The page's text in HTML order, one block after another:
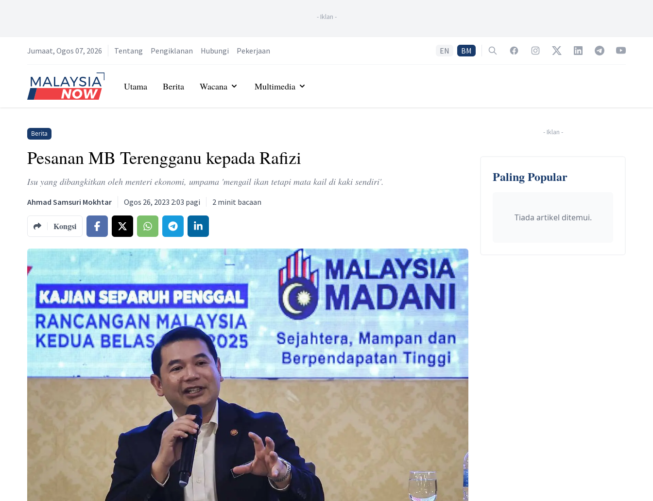
- Iklan -
Jumaat, Ogos 07, 2026 Tentang Pengiklanan Hubungi Pekerjaan EN BM SearchFacebookInstagramTwitterLinkedInTelegramYouTube
Home
Utama Berita Wacana Multimedia
Berita
Pesanan MB Terengganu kepada Rafizi
Isu yang dibangkitkan oleh menteri ekonomi, umpama 'mengail ikan tetapi mata kail di kaki sendiri'.
Ahmad Samsuri Mokhtar Ogos 26, 2023 2:03 pagi 2 minit bacaan
Kongsi
- Iklan -
Paling Popular
Tiada artikel ditemui.